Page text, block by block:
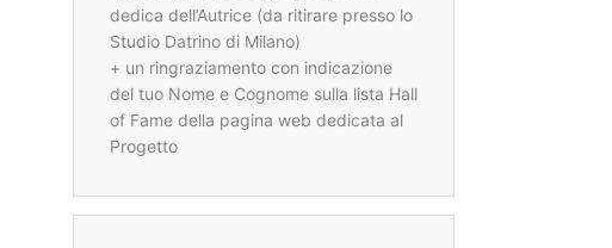
dedica dell’Autrice (da ritirare presso lo
Studio Datrino di Milano)
+ un ringraziamento con indicazione
del tuo Nome e Cognome sulla lista Hall
of Fame della pagina web dedicata al
Progetto